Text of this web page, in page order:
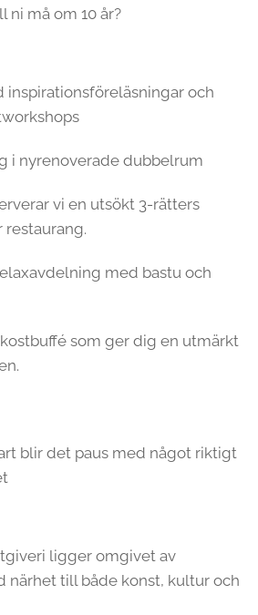
ni må om 10 år?
inspirationsföreläsningar och
i nyrenoverade dubbelrum
vi en utsökt 3-rätters
restaurang.
med bastu och
som ger dig en utmärkt
blir det paus med något riktigt
ligger omgivet av
närhet till både konst, kultur och